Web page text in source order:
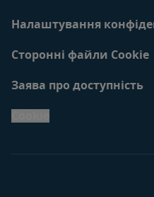
Налаштування
Сторонні файли Cookie
Заява про доступність